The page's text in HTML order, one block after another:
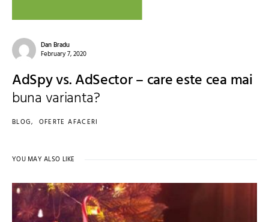
Dan Bradu
February 7, 2020
AdSpy vs. AdSector – care este cea mai
buna varianta?
BLOG OFERTE AFACERI
YOU MAY ALSO LIKE